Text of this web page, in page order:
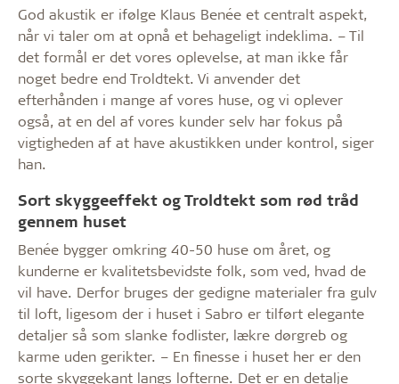
God akustik er ifølge Klaus Benée et centralt aspekt,
når vi taler om at opnå et behageligt indeklima. – Til
det formål er det vores oplevelse, at man ikke får
noget bedre end Troldtekt. Vi anvender det
efterhånden i mange af vores huse, og vi oplever
også, at en del af vores kunder selv har fokus på
vigtigheden af at have akustikken under kontrol, siger
han.
Sort skyggeeffekt og Troldtekt som rød tråd
gennem huset
Benée bygger omkring 40-50 huse om året, og
kunderne er kvalitetsbevidste folk, som ved, hvad de
vil have. Derfor bruges der gedigne materialer fra gulv
til loft, ligesom der i huset i Sabro er tilført elegante
detaljer så som slanke fodlister, lækre dørgreb og
karme uden gerikter. – En finesse i huset her er den
sorte skyggekant langs lofterne. Det er en detalje